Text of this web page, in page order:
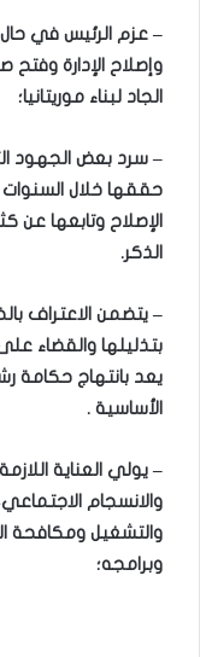
–عزم الرئيس في حال
وإصلاح الإدارة
الجاد لبناء موريتانيا؛
–سرد بعض الجهود
حققها خلال
الإصلاح وتابعها
الذكر.
–يتضمن الاعتراف
بتذليلها والقضاء
يعد بانتهاج حكامة
الأساسية .
–يولي العناية
والانسجام
والتشغيل ومكافحة
وبرامجه؛